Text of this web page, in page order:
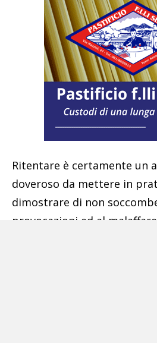
Ritentare è certamente un
doveroso da mettere in
dimostrare di non
provocazioni ed al